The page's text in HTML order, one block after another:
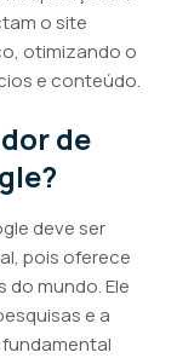
o site
otimizando o
e conteúdo.
de
deve ser
pois oferece
mundo. Ele
e a